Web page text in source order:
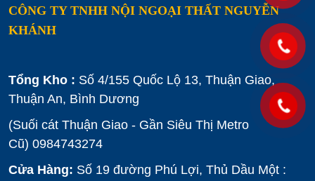
CÔNG TY TNHH NỘI NGOẠI THẤT NGUYỄN
KHÁNH
Tổng Kho : Số 4/155 Quốc Lộ 13, Thuận Giao,
Thuận An, Bình Dương
(Suối cát Thuận Giao - Gần Siêu Thị Metro
Cũ) 0984743274
Cửa Hàng: Số 19 đường Phú Lợi, Thủ Dầu Một :